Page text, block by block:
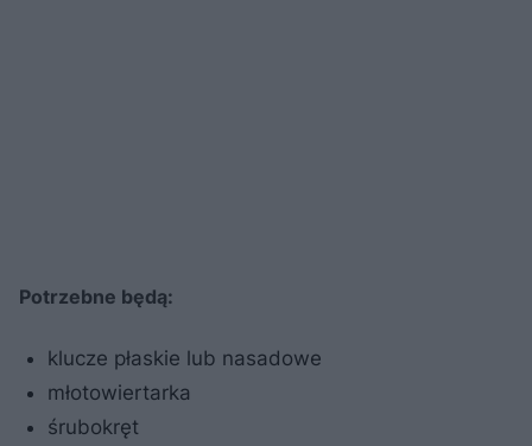
Potrzebne będą:
klucze płaskie lub nasadowe
młotowiertarka
śrubokręt